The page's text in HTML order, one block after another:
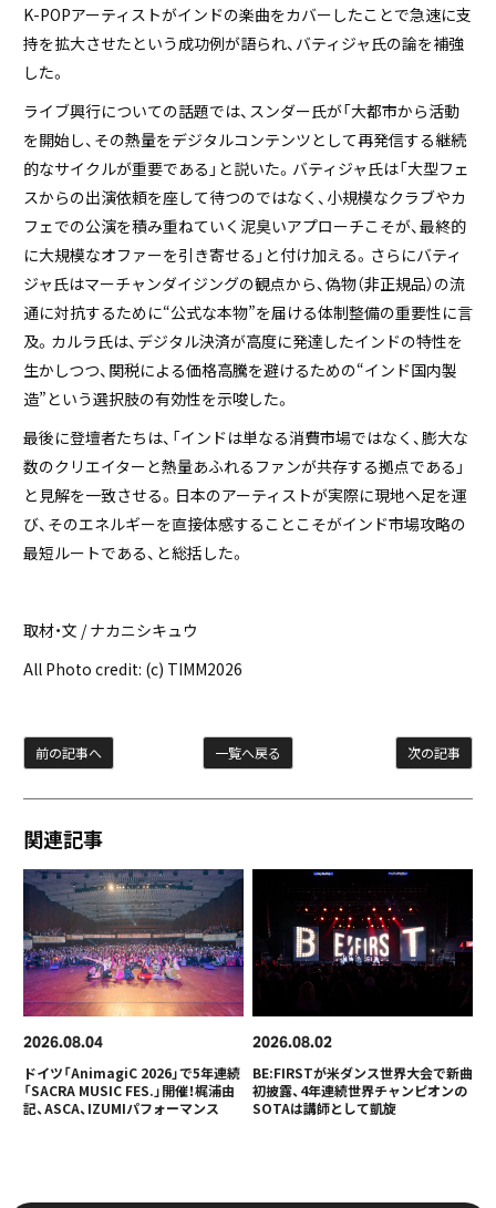
K-POPアーティストがインドの楽曲をカバーしたことで急速に支
持を拡大させたという成功例が語られ、バティジャ氏の論を補強
した。
ライブ興行についての話題では、スンダー氏が「大都市から活動
を開始し、その熱量をデジタルコンテンツとして再発信する継続
的なサイクルが重要である」と説いた。バティジャ氏は「大型フェ
スからの出演依頼を座して待つのではなく、小規模なクラブやカ
フェでの公演を積み重ねていく泥臭いアプローチこそが、最終的
に大規模なオファーを引き寄せる」と付け加える。さらにバティ
ジャ氏はマーチャンダイジングの観点から、偽物（非正規品）の流
通に対抗するために“公式な本物”を届ける体制整備の重要性に言
及。カルラ氏は、デジタル決済が高度に発達したインドの特性を
生かしつつ、関税による価格高騰を避けるための“インド国内製
造”という選択肢の有効性を示唆した。
最後に登壇者たちは、「インドは単なる消費市場ではなく、膨大な
数のクリエイターと熱量あふれるファンが共存する拠点である」
と見解を一致させる。日本のアーティストが実際に現地へ足を運
び、そのエネルギーを直接体感することこそがインド市場攻略の
最短ルートである、と総括した。
取材・文 / ナカニシキュウ
All Photo credit: (c) TIMM2026
次の記事
一覧へ戻る
前の記事へ
関連記事
2026 08 04
ドイツ「AnimagiC 2026」で5年連続
「SACRA MUSIC FES.」開催！梶浦由
記、ASCA、IZUMIパフォーマンス
2026 08 02
BE:FIRSTが米ダンス世界大会で新曲
初披露、4年連続世界チャンピオンの
SOTAは講師として凱旋